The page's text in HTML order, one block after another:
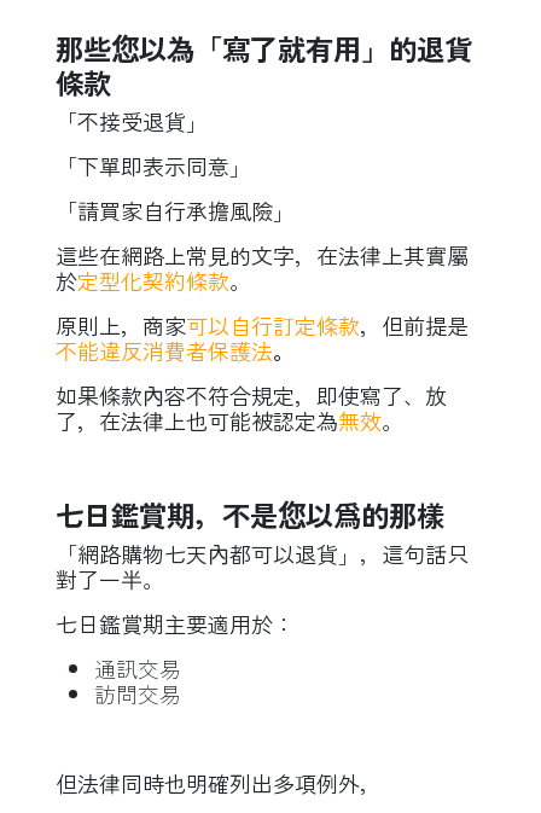
那些您以為「寫了就有用」的退貨
條款
「不接受退貨」
「下單即表示同意」
「請買家自行承擔風險」
這些在網路上常見的文字， 在法律上其實屬
於定型化契約條款。
原則上，商家可以自行訂定條款，但前提是
不能違反消費者保護法。
如果條款內容不符合規定，即使寫了、放
了，在法律上也可能被認定為無效。
七日鑑賞期，不是您以爲的那樣
「網路購物七天內都可以退貨」，這句話只
對了一半。
七日鑑賞期主要適用於：
通訊交易
訪問交易
但法律同時也明確列出多項例外，